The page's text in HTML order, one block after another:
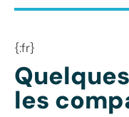
{:fr}
les